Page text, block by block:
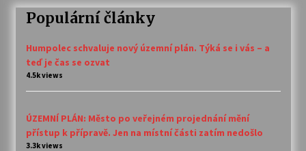
Populární články
Humpolec schvaluje nový územní plán. Týká se i vás – a
teď je čas se ozvat
4.5k views
ÚZEMNÍ PLÁN: Město po veřejném projednání mění
přístup k přípravě. Jen na místní části zatím nedošlo
3.3k views